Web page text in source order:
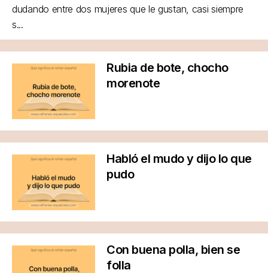
dudando entre dos mujeres que le gustan, casi siempre
s...
Rubia de bote, chocho
morenote
Habló el mudo y dijo lo que
pudo
Con buena polla, bien se
folla